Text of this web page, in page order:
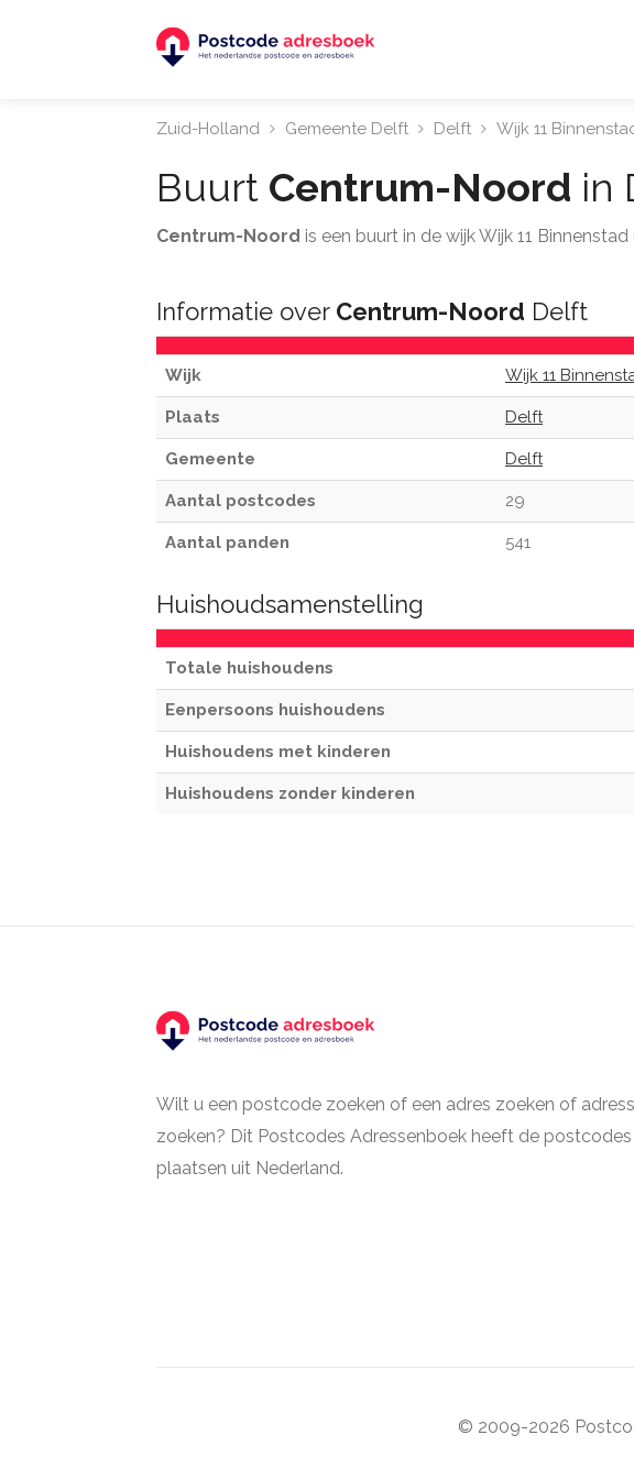
Zuid-Holland Gemeente Delft Delft Wijk 11
Buurt Centrum-Noord in
Centrum-Noord is een buurt in de wijk Wijk 11
Informatie over Centrum-Noord Delft
Wijk Wijk 11
Plaats Delft
Gemeente Delft
Aantal postcodes 29
Aantal panden 541
Huishoudsamenstelling
Totale huishoudens
Eenpersoons huishoudens
Huishoudens met kinderen
Huishoudens zonder kinderen
Wilt u een postcode zoeken of een adres zoeken of
zoeken? Dit Postcodes Adressenboek heeft de
plaatsen uit Nederland.
© 2009-2026